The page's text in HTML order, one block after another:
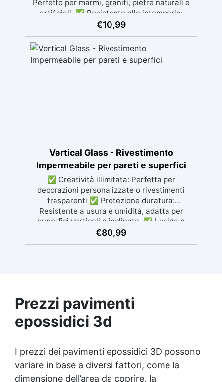
Perfetto per marmi, graniti, pietre naturali e
artificiali. ✅ Resistente alle intemperie:
Inalterabile alle condizioni atmosferiche e
Ideale per applicazioni verticali, senza
rischio di colature. ✅ Facile da usare:
Miscelazione semplice con rapporto 100:50
€10,99
Vertical Glass - Rivestimento
Impermeabile per pareti e superfici
✅ Creatività illimitata: Perfetta per
decorazioni personalizzate o rivestimenti
trasparenti ✅ Protezione duratura:
Resistente a usura e umidità, adatta per
superfici verticali e inclinate. ✅ Lucida e
ripara: Una sola applicazione per una
spessore) La confezione contiene: Vertical
Glass A 2 kg + 1.4 kg Vertical Glass B
€80,99
Prezzi pavimenti
epossidici 3d
I prezzi dei pavimenti epossidici 3D possono
variare in base a diversi fattori, come la
dimensione dell’area da coprire, la